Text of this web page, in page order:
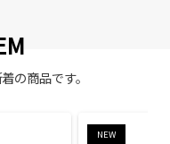
の商品です。
NEW